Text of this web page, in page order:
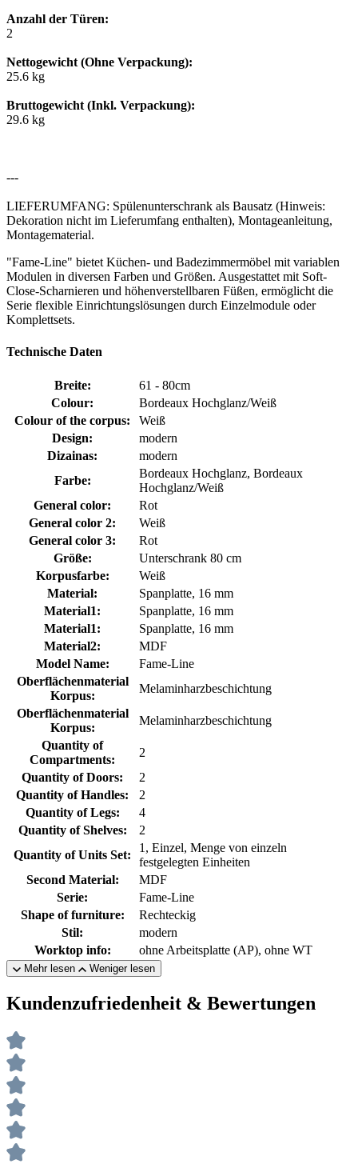
Anzahl der Türen:
2
Nettogewicht (Ohne Verpackung):
25.6 kg
Bruttogewicht (Inkl. Verpackung):
29.6 kg
---
LIEFERUMFANG: Spülenunterschrank als Bausatz (Hinweis:
Dekoration nicht im Lieferumfang enthalten), Montageanleitung,
Montagematerial.
"Fame-Line" bietet Küchen- und Badezimmermöbel mit variablen
Modulen in diversen Farben und Größen. Ausgestattet mit Soft-
Close-Scharnieren und höhenverstellbaren Füßen, ermöglicht die
Serie flexible Einrichtungslösungen durch Einzelmodule oder
Komplettsets.
Technische Daten
Breite:
61 - 80cm
Colour:
Bordeaux Hochglanz/Weiß
Colour of the corpus:
Weiß
Design:
modern
Dizainas:
modern
Farbe:
Bordeaux Hochglanz, Bordeaux
Hochglanz/Weiß
General color:
Rot
General color 2:
Weiß
General color 3:
Rot
Größe:
Unterschrank 80 cm
Korpusfarbe:
Weiß
Material:
Spanplatte, 16 mm
Material1:
Spanplatte, 16 mm
Material1:
Spanplatte, 16 mm
Material2:
MDF
Model Name:
Fame-Line
Oberflächenmaterial
Korpus:
Melaminharzbeschichtung
Oberflächenmaterial
Korpus:
Melaminharzbeschichtung
Quantity of
Compartments:
2
Quantity of Doors:
2
Quantity of Handles:
2
Quantity of Legs:
4
Quantity of Shelves:
2
Quantity of Units Set:
1, Einzel, Menge von einzeln
festgelegten Einheiten
Second Material:
MDF
Serie:
Fame-Line
Shape of furniture:
Rechteckig
Stil:
modern
Worktop info:
ohne Arbeitsplatte (AP), ohne WT
Mehr lesen Weniger lesen
Kundenzufriedenheit & Bewertungen